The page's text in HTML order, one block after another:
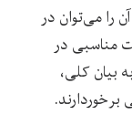
را می‌توان در
مناسبی در
کلی،